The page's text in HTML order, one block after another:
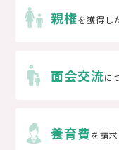
親権を獲得し
面会交流に
養育費を請